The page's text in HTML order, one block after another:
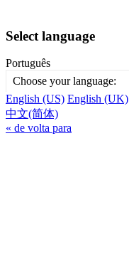
Select language
Português
Choose your language:
English (US) English (UK)
中文(简体)
« de volta para